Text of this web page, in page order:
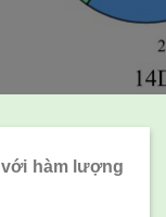
hàm lượng